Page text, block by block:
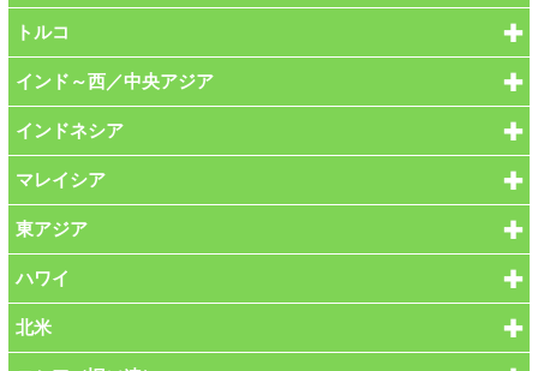
トルコ
インド～西／中央アジア
インドネシア
マレイシア
東アジア
ハワイ
北米